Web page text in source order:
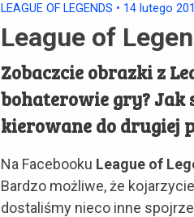
LEAGUE OF LEGENDS • 14 lutego
League of
Zobaczcie obrazki z
bohaterowie gry? Jak
kierowane do drugiej
Na Facebooku League of
Bardzo możliwe, że
dostaliśmy nieco inne